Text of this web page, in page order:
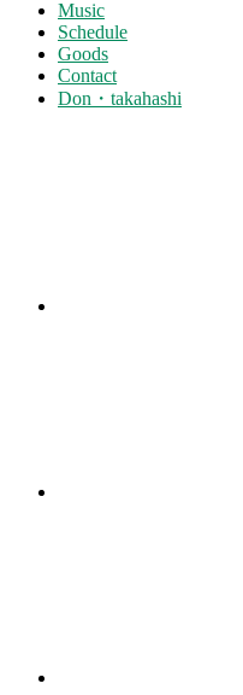
Music
Schedule
Goods
Contact
Don・takahashi